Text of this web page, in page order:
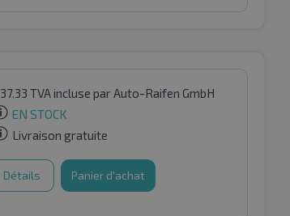
37.33 TVA incluse par Auto-Raifen GmbH
EN STOCK
Livraison gratuite
Détails Panier d'achat